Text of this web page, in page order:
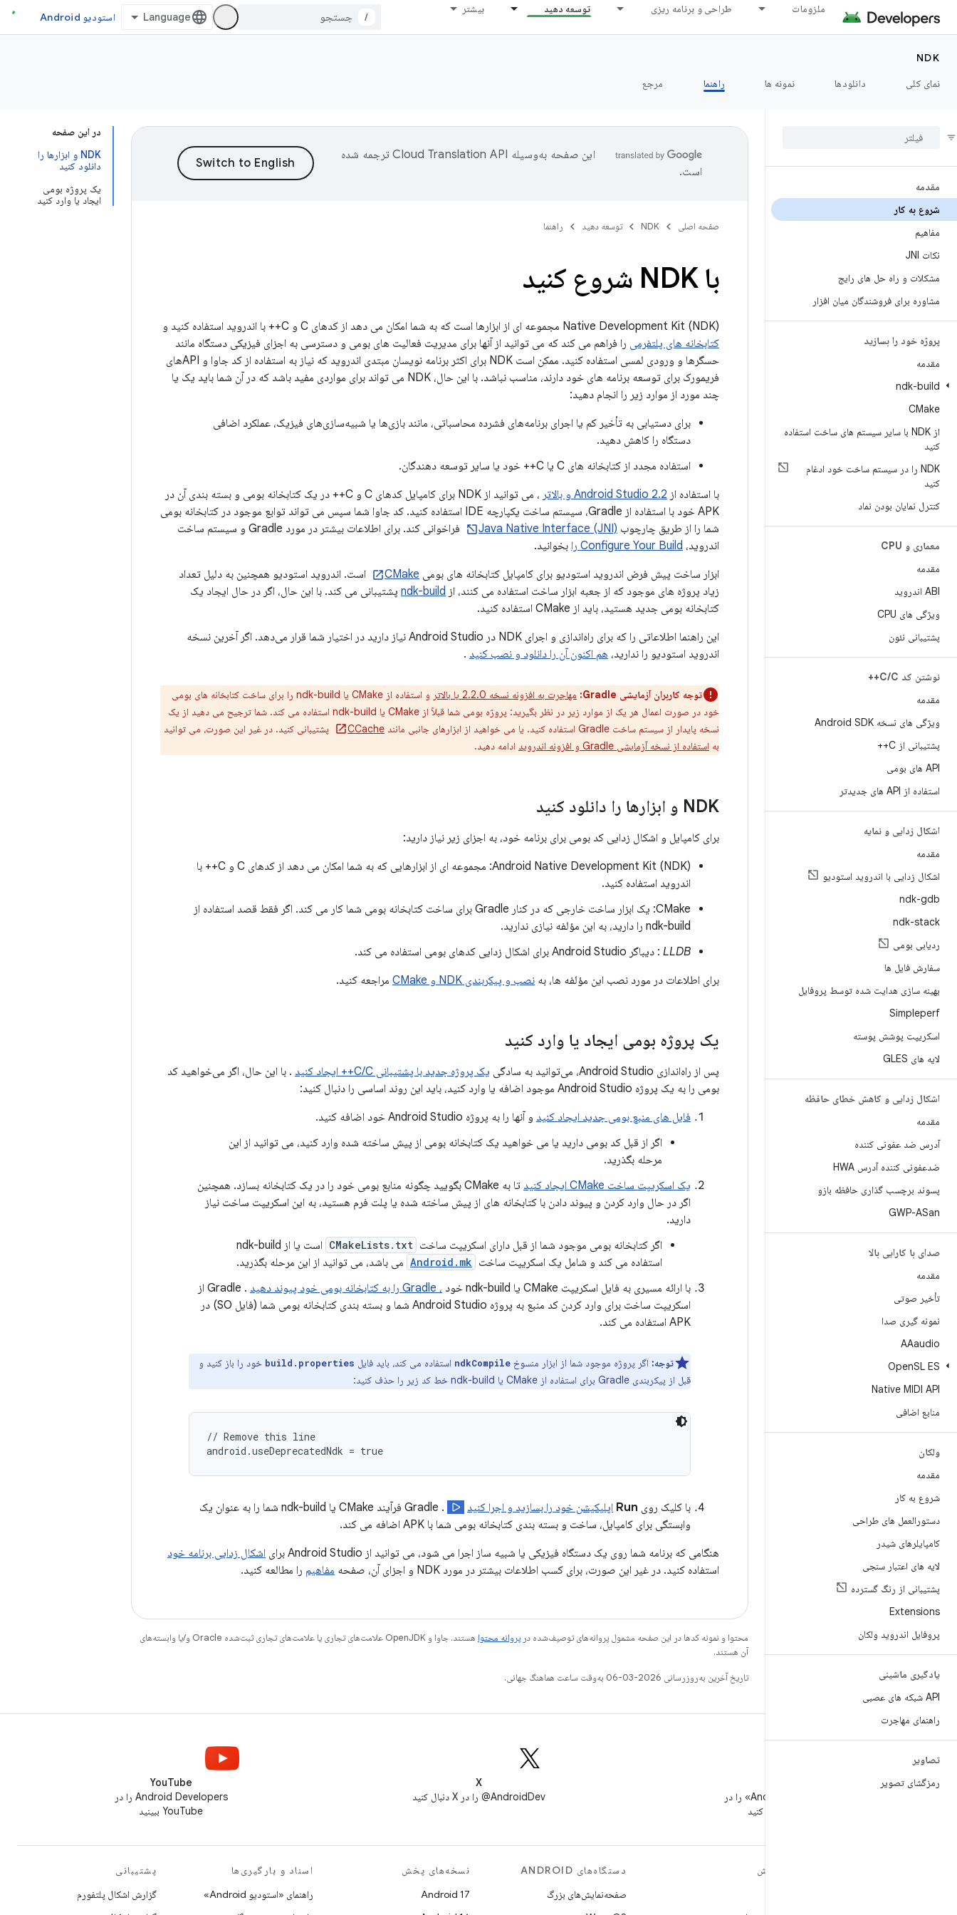
ملزومات طراحی و برنامه ریزی توسعه دهید بیشتر
/ استودیو Android
NDK
نمای کلی
دانلودها نمونه ها راهنما مرجع
مقدمه
شروع به کار
مفاهیم
نکات JNI
مشکلات و راه حل های رایج
مشاوره برای فروشندگان میان افزار
پروژه خود را بسازید
مقدمه
ndk-build
CMake
از NDK با سایر سیستم های ساخت استفاده
کنید
NDK را در سیستم ساخت خود ادغام
کنید
کنترل نمایان بودن نماد
معماری و CPU
مقدمه
ABI اندروید
ویژگی های CPU
پشتیبانی نئون
نوشتن کد C /C++
مقدمه
ویژگی های نسخه Android SDK
پشتیبانی از C++
API های بومی
استفاده از API های جدیدتر
اشکال زدایی و نمایه
مقدمه
اشکال زدایی با اندروید استودیو
ndk-gdb
ndk-stack
ردیابی بومی
سفارش فایل ها
بهینه سازی هدایت شده توسط پروفایل
Simpleperf
اسکریپت پوشش پوسته
لایه های GLES
اشکال زدایی و کاهش خطای حافظه
مقدمه
آدرس ضد عفونی کننده
ضدعفونی کننده آدرس HWA
پسوند برچسب گذاری حافظه بازو
GWP-ASan
صدای با کارایی بالا
مقدمه
تأخیر صوتی
نمونه گیری صدا
AAaudio
OpenSL ES
Native MIDI API
منابع اضافی
ولکان
مقدمه
شروع به کار
دستورالعمل های طراحی
کامپایلرهای شیدر
لایه های اعتبار سنجی
پشتیبانی از رنگ گسترده
Extensions
پروفایل اندروید ولکان
یادگیری ماشینی
API شبکه های عصبی
راهنمای مهاجرت
تصاویر
رمزگشای تصویر
در این صفحه
NDK و ابزارها را
دانلود کنید
یک پروژه بومی
ایجاد یا وارد کنید
این صفحه به‌وسیله
ترجمه شده
است.
صفحه اصلی NDK توسعه دهید راهنما
با NDK شروع کنید
Native Development Kit (NDK) مجموعه ای از ابزارها است که به شما امکان می دهد از کدهای C و C++ با اندروید استفاده کنید و
کتابخانه های پلتفرمی را فراهم می کند که می توانید از آنها برای مدیریت فعالیت های بومی و دسترسی به اجزای فیزیکی دستگاه مانند
حسگرها و ورودی لمسی استفاده کنید. ممکن است NDK برای اکثر برنامه نویسان مبتدی اندروید که نیاز به استفاده از کد جاوا و APIهای
فریمورک برای توسعه برنامه های خود دارند، مناسب نباشد. با این حال، NDK می تواند برای مواردی مفید باشد که در آن شما باید یک یا
چند مورد از موارد زیر را انجام دهید:
برای دستیابی به تأخیر کم یا اجرای برنامه‌های فشرده محاسباتی، مانند بازی‌ها یا شبیه‌سازی‌های فیزیک، عملکرد اضافی
دستگاه را کاهش دهید.
استفاده مجدد از کتابخانه های C یا C++ خود یا سایر توسعه دهندگان.
با استفاده از Android Studio 2.2 و بالاتر
، می توانید از NDK برای کامپایل کدهای C و C++ در یک کتابخانه بومی و بسته بندی آن در
APK خود با استفاده از Gradle، سیستم ساخت یکپارچه IDE استفاده کنید. کد جاوا شما سپس می تواند توابع موجود در کتابخانه بومی
شما را از طریق چارچوب Java Native Interface (JNI)
فراخوانی کند. برای اطلاعات بیشتر در مورد Gradle و سیستم ساخت
اندروید، Configure Your Build را
بخوانید.
ابزار ساخت پیش فرض اندروید استودیو برای کامپایل کتابخانه های بومی CMake
است. اندروید استودیو همچنین به دلیل تعداد
زیاد پروژه های موجود که از جعبه ابزار ساخت استفاده می کنند، از ndk-build پشتیبانی می کند. با این حال، اگر در حال ایجاد یک
کتابخانه بومی جدید هستید، باید از CMake استفاده کنید.
این راهنما اطلاعاتی را که برای راه‌اندازی و اجرای NDK در Android Studio نیاز دارید در اختیار شما قرار می‌دهد. اگر آخرین نسخه
اندروید استودیو را ندارید، هم اکنون آن را دانلود و نصب کنید .
توجه کاربران آزمایشی Gradle: مهاجرت به افزونه نسخه 2.2.0 یا بالاتر
و استفاده از CMake یا ndk-build را برای ساخت کتابخانه های بومی
خود در صورت اعمال هر یک از موارد زیر در نظر بگیرید: پروژه بومی شما قبلاً از CMake یا ndk-build استفاده می کند. شما ترجیح می دهید از یک
نسخه پایدار از سیستم ساخت Gradle استفاده کنید. یا می خواهید از ابزارهای جانبی مانند
CCache
پشتیبانی کنید. در غیر این صورت، می توانید
به استفاده از نسخه آزمایشی Gradle و افزونه اندروید ادامه دهید.
NDK و ابزارها را دانلود کنید
برای کامپایل و اشکال زدایی کد بومی برای برنامه خود، به اجزای زیر نیاز دارید:
Android Native Development Kit (NDK): مجموعه ای از ابزارهایی که به شما امکان می دهد از کدهای C و C++ با
اندروید استفاده کنید.
CMake: یک ابزار ساخت خارجی که در کنار Gradle برای ساخت کتابخانه بومی شما کار می کند. اگر فقط قصد استفاده از
ndk-build را دارید، به این مؤلفه نیازی ندارید.
LLDB : دیباگر Android Studio برای اشکال زدایی کدهای بومی استفاده می کند.
برای اطلاعات در مورد نصب این مؤلفه ها، به نصب و پیکربندی NDK و CMake مراجعه کنید.
یک پروژه بومی ایجاد یا وارد کنید
پس از راه‌اندازی Android Studio، می‌توانید به سادگی یک پروژه جدید با پشتیبانی C/C++ ایجاد کنید
. با این حال، اگر می‌خواهید کد
بومی را به یک پروژه Android Studio موجود اضافه یا وارد کنید، باید این روند اساسی را دنبال کنید:
فایل های منبع بومی جدید ایجاد کنید و آنها را به پروژه Android Studio خود اضافه کنید.
اگر از قبل کد بومی دارید یا می خواهید یک کتابخانه بومی از پیش ساخته شده وارد کنید، می توانید از این
مرحله بگذرید.
یک اسکریپت ساخت CMake ایجاد کنید
تا به CMake بگویید چگونه منابع بومی خود را در یک کتابخانه بسازد. همچنین
اگر در حال وارد کردن و پیوند دادن با کتابخانه های از پیش ساخته شده یا پلت فرم هستید، به این اسکریپت ساخت نیاز
دارید.
اگر کتابخانه بومی موجود شما از قبل دارای اسکریپت ساخت CMakeLists.txt
است یا از ndk-build
استفاده می کند و شامل یک اسکریپت ساخت Android.mk می باشد، می توانید از این مرحله بگذرید.
با ارائه مسیری به فایل اسکریپت CMake یا ndk-build خود
، Gradle را به کتابخانه بومی خود پیوند دهید
. Gradle از
اسکریپت ساخت برای وارد کردن کد منبع به پروژه Android Studio شما و بسته بندی کتابخانه بومی شما (فایل SO) در
APK استفاده می کند.
توجه: اگر پروژه موجود شما از ابزار منسوخ ndkCompile استفاده می کند، باید فایل build.properties خود را باز کنید و
قبل از پیکربندی Gradle برای استفاده از CMake یا ndk-build خط کد زیر را حذف کنید:
// Remove this line
با کلیک روی Run اپلیکیشن خود را بسازید و اجرا کنید
. Gradle فرآیند CMake یا ndk-build شما را به عنوان یک
وابستگی برای کامپایل، ساخت و بسته بندی کتابخانه بومی شما با APK اضافه می کند.
هنگامی که برنامه شما روی یک دستگاه فیزیکی یا شبیه ساز اجرا می شود، می توانید از Android Studio برای
اشکال زدایی برنامه خود
استفاده کنید. در غیر این صورت، برای کسب اطلاعات بیشتر در مورد NDK و اجزای آن، صفحه
مفاهیم را مطالعه کنید.
محتوا و نمونه کدها در این صفحه مشمول پروانه‌های توصیف‌شده در پروانه محتوا
هستند. جاوا و OpenJDK علامت‌های تجاری یا علامت‌های تجاری ثبت‌شده Oracle و/یا وابسته‌های
آن هستند.
تاریخ آخرین به‌روزرسانی 2026-03-06 به‌وقت ساعت هماهنگ جهانی.
«توسعه‌دهندگان Android» را در
X
AndroidDev@ را در X دنبال کنید
YouTube
Android Developers را در
YouTube ببینید
کاوش
دستگاه‌های ANDROID
صفحه‌نمایش‌های بزرگ
نسخه‌های پخش
Android 17
اسناد و بارگیری‌ها
راهنمای «استودیو Android»
پشتیبانی
گزارش اشکال پلتفورم